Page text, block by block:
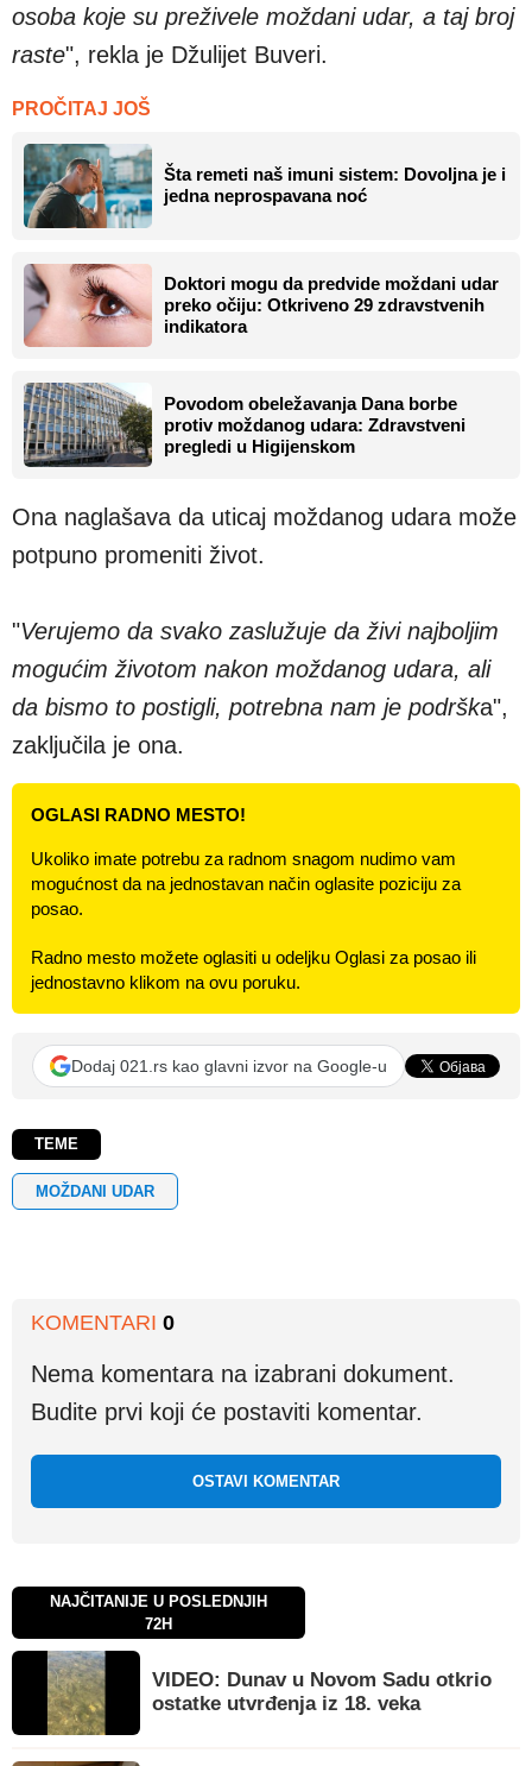
osoba koje su preživele moždani udar, a taj broj
raste", rekla je Džulijet Buveri.
PROČITAJ JOŠ
Šta remeti naš imuni sistem: Dovoljna je i
jedna neprospavana noć
Doktori mogu da predvide moždani udar
preko očiju: Otkriveno 29 zdravstvenih
indikatora
Povodom obeležavanja Dana borbe
protiv moždanog udara: Zdravstveni
pregledi u Higijenskom
Ona naglašava da uticaj moždanog udara može
potpuno promeniti život.
"Verujemo da svako zaslužuje da živi najboljim
mogućim životom nakon moždanog udara, ali
da bismo to postigli, potrebna nam je podrška",
zaključila je ona.
OGLASI RADNO MESTO!
Ukoliko imate potrebu za radnom snagom nudimo vam
mogućnost da na jednostavan način oglasite poziciju za
posao.
Radno mesto možete oglasiti u odeljku Oglasi za posao ili
jednostavno klikom na ovu poruku.
Dodaj 021.rs kao glavni izvor na Google-u
TEME
MOŽDANI UDAR
KOMENTARI 0
Nema komentara na izabrani dokument.
Budite prvi koji će postaviti komentar.
OSTAVI KOMENTAR
NAJČITANIJE U POSLEDNJIH
72H
VIDEO: Dunav u Novom Sadu otkrio
ostatke utvrđenja iz 18. veka